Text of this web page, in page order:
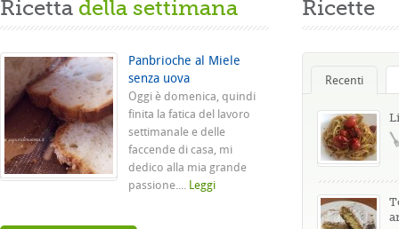
Ricetta della settimana
Panbrioche al Miele
senza uova
Oggi è domenica, quindi
finita la fatica del lavoro
settimanale e delle
faccende di casa, mi
dedico alla mia grande
passione.... Leggi
Ricette
Recenti